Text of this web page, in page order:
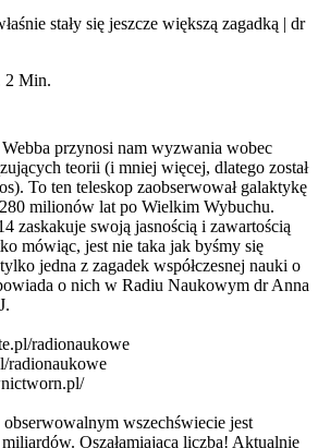
stały się jeszcze większą zagadką | dr
2 Min.
Webba przynosi nam wyzwania wobec
teorii (i mniej więcej, dlatego został
To ten teleskop zaobserwował galaktykę
280 milionów lat po Wielkim Wybuchu.
zaskakuje swoją jasnością i zawartością
mówiąc, jest nie taka jak byśmy się
jedna z zagadek współczesnej nauki o
o nich w Radiu Naukowym dr Anna
radionaukowe
radionaukowe
obserwowalnym wszechświecie jest
Oszałamiająca liczba! Aktualnie